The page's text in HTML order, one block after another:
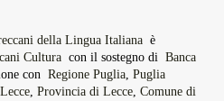
della Lingua Italiana è
Cultura con il sostegno di Banca
con Regione Puglia, Puglia
, Provincia di Lecce, Comune di